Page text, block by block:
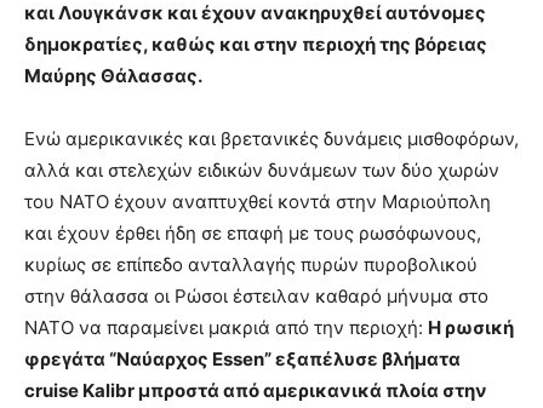
και Λουγκάνσκ και έχουν ανακηρυχθεί αυτόνομες
δημοκρατίες, καθώς και στην περιοχή της βόρειας
Μαύρης Θάλασσας.
Ενώ αμερικανικές και βρετανικές δυνάμεις μισθοφόρων,
αλλά και στελεχών ειδικών δυνάμεων των δύο χωρών
του ΝΑΤΟ έχουν αναπτυχθεί κοντά στην Μαριούπολη
και έχουν έρθει ήδη σε επαφή με τους ρωσόφωνους,
κυρίως σε επίπεδο ανταλλαγής πυρών πυροβολικού
στην θάλασσα οι Ρώσοι έστειλαν καθαρό μήνυμα στο
ΝΑΤΟ να παραμείνει μακριά από την περιοχή: Η ρωσική
φρεγάτα “Ναύαρχος Essen” εξαπέλυσε βλήματα
cruise Kalibr μπροστά από αμερικανικά πλοία στην